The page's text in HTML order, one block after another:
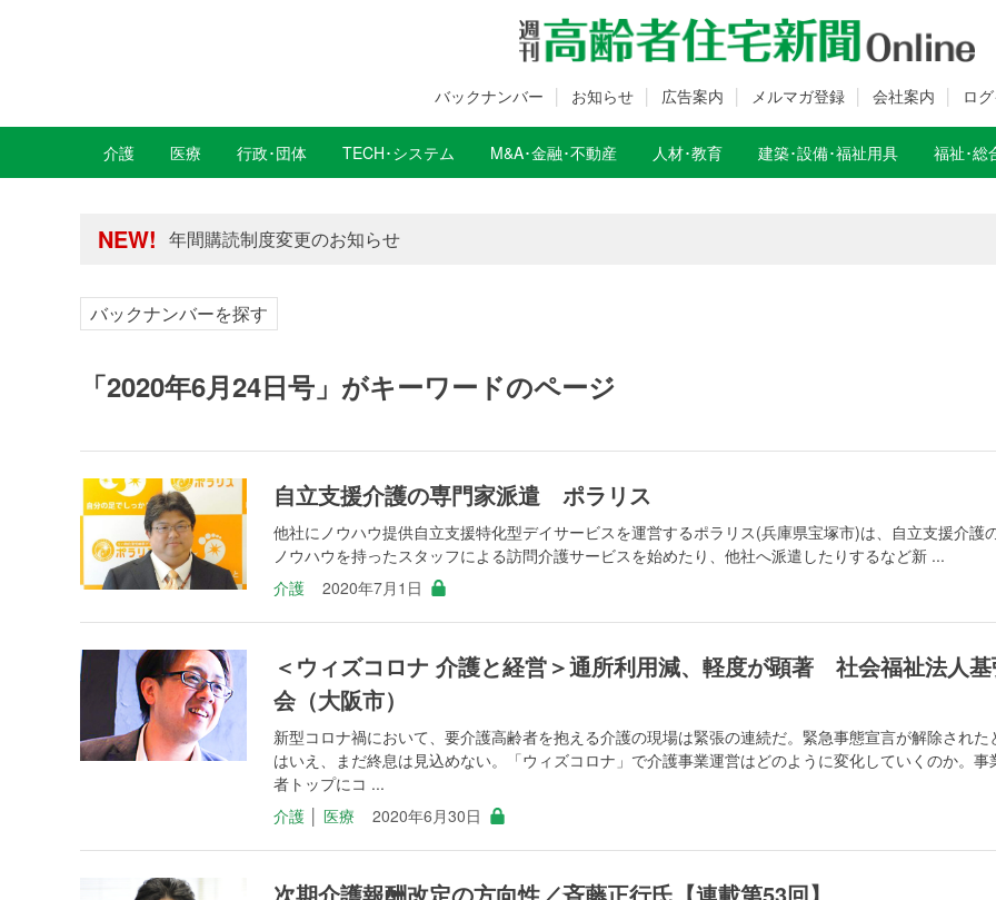
バックナンバー お知らせ 広告案内 メルマガ登録 会社案内 ロ
介護 医療 行政･団体 TECH･システム M&A･金融･不動産 人材･教育 建築･設備･福祉用具 福祉･総
NEW!
年間購読制度変更のお知らせ
高齢者住宅新聞 無料会員の皆様へ閲覧本数変更のお知らせ
高齢者住宅新聞 無料会員の皆様へ閲覧本数変更のお知らせ
バックナンバーを探す
「2020年6月24日号」がキーワードのページ
自立支援介護の専門家派遣 ポラリス
他社にノウハウ提供自立支援特化型デイサービスを運営するポラリス(兵庫県宝塚市)は、自立支援介護
ノウハウを持ったスタッフによる訪問介護サービスを始めたり、他社へ派遣したりするなど新 ...
介護
2020年7月1日
＜ウィズコロナ 介護と経営＞通所利用減、軽度が顕著 社会福祉法人
会（大阪市）
新型コロナ禍において、要介護高齢者を抱える介護の現場は緊張の連続だ。緊急事態宣言が解除された
はいえ、まだ終息は見込めない。「ウィズコロナ」で介護事業運営はどのように変化していくのか。事
者トップにコ ...
介護
医療 2020年6月30日